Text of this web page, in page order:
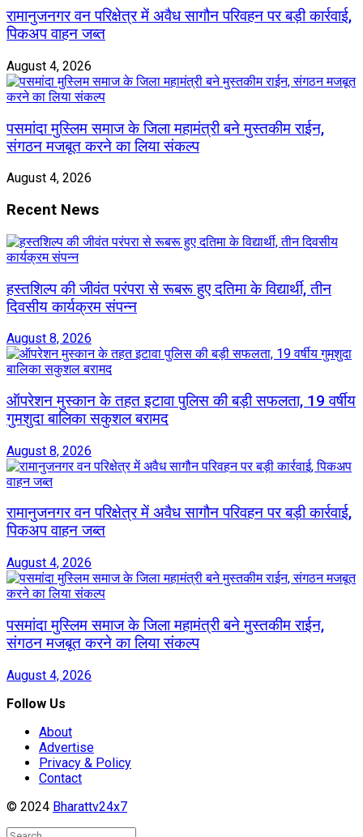
रामानुजनगर वन परिक्षेत्र में अवैध सागौन परिवहन पर बड़ी कार्रवाई,
पिकअप वाहन जब्त
August 4, 2026
पसमांदा मुस्लिम समाज के जिला महामंत्री बने मुस्तकीम राईन,
संगठन मजबूत करने का लिया संकल्प
August 4, 2026
Recent News
हस्तशिल्प की जीवंत परंपरा से रूबरू हुए दतिमा के विद्यार्थी, तीन
दिवसीय कार्यक्रम संपन्न
August 8, 2026
ऑपरेशन मुस्कान के तहत इटावा पुलिस की बड़ी सफलता, 19 वर्षीय
गुमशुदा बालिका सकुशल बरामद
August 8, 2026
रामानुजनगर वन परिक्षेत्र में अवैध सागौन परिवहन पर बड़ी कार्रवाई,
पिकअप वाहन जब्त
August 4, 2026
पसमांदा मुस्लिम समाज के जिला महामंत्री बने मुस्तकीम राईन,
संगठन मजबूत करने का लिया संकल्प
August 4, 2026
Follow Us
About
Advertise
Privacy & Policy
Contact
© 2024 Bharattv24x7